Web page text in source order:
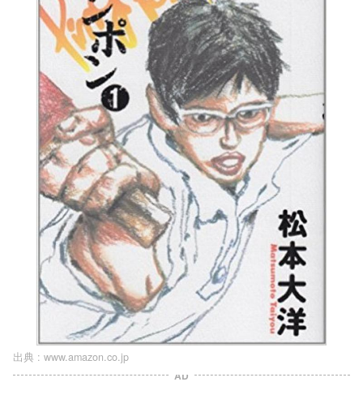
出典 : www.amazon.co.jp
AD